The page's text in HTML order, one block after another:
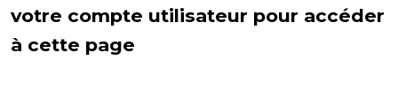
votre compte utilisateur pour accéder
à cette page